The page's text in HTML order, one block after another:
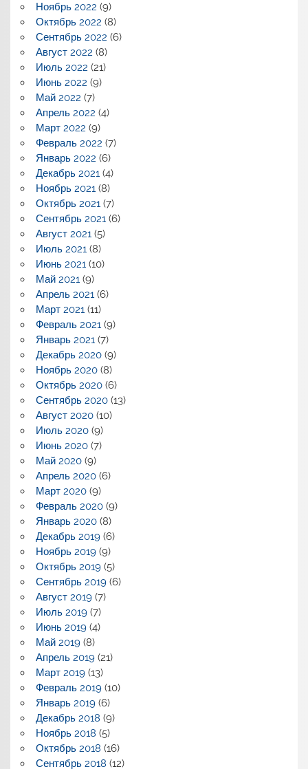
Ноябрь 2022 (9)
Октябрь 2022 (8)
Сентябрь 2022 (6)
Август 2022 (8)
Июль 2022 (21)
Июнь 2022 (9)
Май 2022 (7)
Апрель 2022 (4)
Март 2022 (9)
Февраль 2022 (7)
Январь 2022 (6)
Декабрь 2021(4)
Ноябрь 2021(8)
Октябрь 2021(7)
Сентябрь 2021(6)
Август 2021(5)
Июль 2021(8)
Июнь 2021(10)
Май 2021(9)
Апрель 2021(6)
Март 2021(11)
Февраль 2021(9)
Январь 2021(7)
Декабрь 2020(9)
Ноябрь 2020(8)
Октябрь 2020(6)
Сентябрь 2020(13)
Август 2020(10)
Июль 2020(9)
Июнь 2020(7)
Май 2020(9)
Апрель 2020(6)
Март 2020(9)
Февраль 2020(9)
Январь 2020(8)
Декабрь 2019(6)
Ноябрь 2019(9)
Октябрь 2019(5)
Сентябрь 2019(6)
Август 2019(7)
Июль 2019(7)
Июнь 2019(4)
Май 2019(8)
Апрель 2019(21)
Март 2019(13)
Февраль 2019(10)
Январь 2019(6)
Декабрь 2018 (9)
Ноябрь 2018 (5)
Октябрь 2018 (16)
Сентябрь 2018 (12)